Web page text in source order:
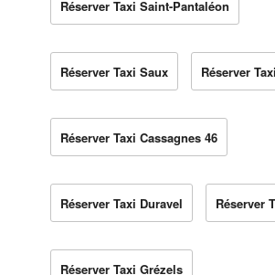
Réserver Taxi Saint-Pantaléon
Réserver Taxi Saux Réserver
Réserver Taxi Cassagnes 46
Réserver Taxi Duravel Réserver
Réserver Taxi Grézels